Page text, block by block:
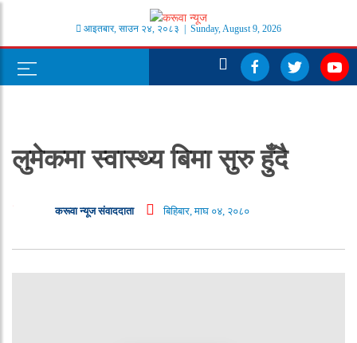
आइतबार, साउन २४ २०८३ | Sunday, August 9, 2026
लुमेकमा स्वास्थ्य बिमा सुरु हुँदै
करूवा न्यूज संवाददाता बिहिबार, माघ ०४, २०८०